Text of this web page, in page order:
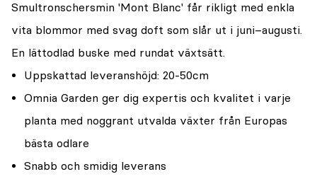
Smultronschersmin 'Mont Blanc' får rikligt med enkla
vita blommor med svag doft som slår ut i juni–augusti.
En lättodlad buske med rundat växtsätt.
Uppskattad leveranshöjd: 20-50cm
Omnia Garden ger dig expertis och kvalitet i varje
planta med noggrant utvalda växter från Europas
bästa odlare
Snabb och smidig leverans